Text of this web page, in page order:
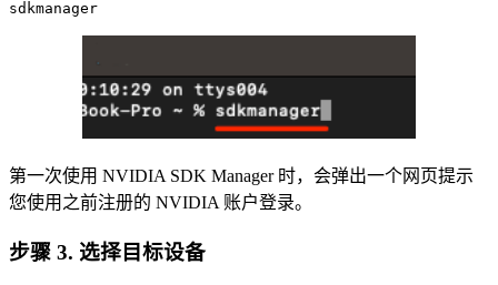
sdkmanager
第一次使用 NVIDIA SDK Manager 时，会弹出一个网页提示
您使用之前注册的 NVIDIA 账户登录。
步骤 3. 选择目标设备